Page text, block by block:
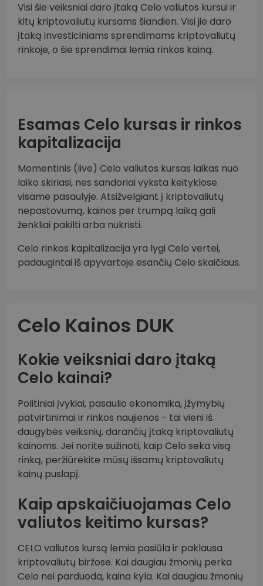
Visi šie veiksniai daro įtaką Celo valiutos kursui ir
kitų kriptovaliutų kursams šiandien. Visi jie daro
įtaką investiciniams sprendimams kriptovaliutų
rinkoje, o šie sprendimai lemia rinkos kainą.
Esamas Celo kursas ir rinkos
kapitalizacija
Momentinis (live) Celo valiutos kursas laikas nuo
laiko skiriasi, nes sandoriai vyksta keityklose
visame pasaulyje. Atsižvelgiant į kriptovaliutų
nepastovumą, kainos per trumpą laiką gali
ženkliai pakilti arba nukristi.
Celo rinkos kapitalizacija yra lygi Celo vertei,
padaugintai iš apyvartoje esančių Celo skaičiaus.
Celo Kainos DUK
Kokie veiksniai daro įtaką
Celo kainai?
Politiniai įvykiai, pasaulio ekonomika, įžymybių
patvirtinimai ir rinkos naujienos - tai vieni iš
daugybės veiksnių, darančių įtaką kriptovaliutų
kainoms. Jei norite sužinoti, kaip Celo seka visą
rinką, peržiūrėkite mūsų išsamų kriptovaliutų
kainų puslapį.
Kaip apskaičiuojamas Celo
valiutos keitimo kursas?
CELO valiutos kursą lemia pasiūla ir paklausa
kriptovaliutų biržose. Kai daugiau žmonių perka
Celo nei parduoda, kaina kyla. Kai daugiau žmonių